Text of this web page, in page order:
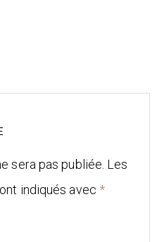
sera pas publiée. Les
indiqués avec *